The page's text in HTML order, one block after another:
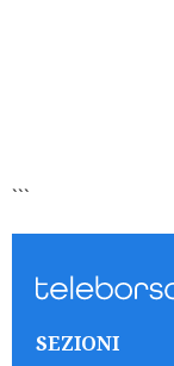
```
SEZIONI